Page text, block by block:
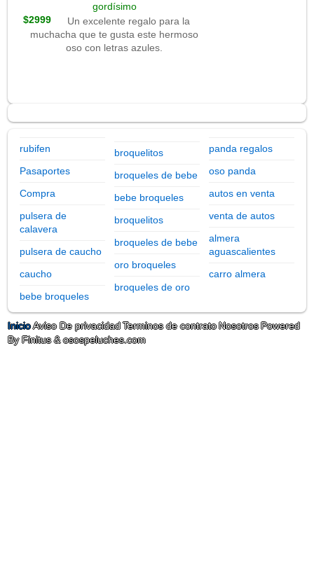
gordísimo
$2999
Un excelente regalo para la
muchacha que te gusta este hermoso
oso con letras azules.
rubifen
Pasaportes
Compra
pulsera de
calavera
pulsera de caucho
caucho
bebe broqueles
broquelitos
broqueles de bebe
bebe broqueles
broquelitos
broqueles de bebe
oro broqueles
broqueles de oro
panda regalos
oso panda
autos en venta
venta de autos
almera
aguascalientes
carro almera
InicioAviso De privacidad Terminos de contratoNosotrosPowered
By Finitus & osospeluches.com